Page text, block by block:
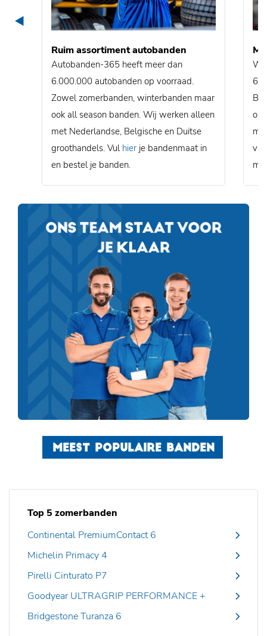
Ruim assortiment autobanden
Autobanden-365 heeft meer dan
6.000.000 autobanden op voorraad.
Zowel zomerbanden, winterbanden maar
ook all season banden. Wij werken alleen
met Nederlandse, Belgische en Duitse
groothandels. Vul hier je bandenmaat in
en bestel je banden.
MEEST POPULAIRE BANDEN
Top 5 zomerbanden
Continental PremiumContact 6
Michelin Primacy 4
Pirelli Cinturato P7
Goodyear ULTRAGRIP PERFORMANCE +
Bridgestone Turanza 6